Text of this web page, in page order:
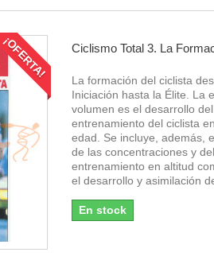
¡OFERTA! Ciclismo Total 3. La
La formación del ciclista
Iniciación hasta la Élite. La
volumen es el desarrollo del
entrenamiento del ciclista
edad. Se incluye, además,
de las concentraciones y del
entrenamiento en altitud
el desarrollo y asimilación
En stock